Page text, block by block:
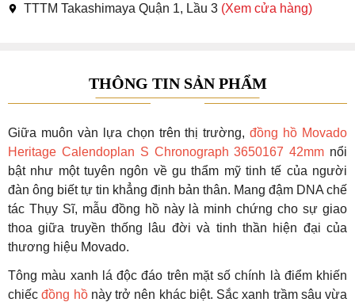
TTTM Takashimaya Quận 1, Lầu 3 (Xem cửa hàng)
THÔNG TIN SẢN PHẨM
Giữa muôn vàn lựa chọn trên thị trường,đồng hồ Movado
Heritage Calendoplan S Chronograph 3650167 42mm nổi
bật như một tuyên ngôn về gu thẩm mỹ tinh tế của người
đàn ông biết tự tin khẳng định bản thân. Mang đậm DNA chế
tác Thụy Sĩ, mẫu đồng hồ này là minh chứng cho sự giao
thoa giữa truyền thống lâu đời và tinh thần hiện đại của
thương hiệu Movado.
Tông màu xanh lá độc đáo trên mặt số chính là điểm khiến
chiếcđồng hồnày trở nên khác biệt. Sắc xanh trầm sâu vừa